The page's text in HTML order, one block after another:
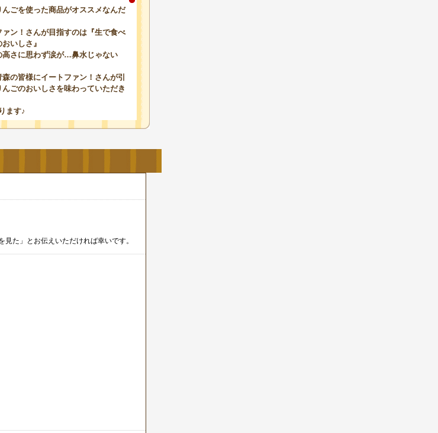
んごを使った商品がオススメなんだ
ァン！さんが目指すのは『生で食べ
いしさ』
高さに思わず涙が…鼻水じゃない
の皆様にイートファン！さんが引
んごのおいしさを味わっていただき
ます♪
た」とお伝えいただければ幸いです。